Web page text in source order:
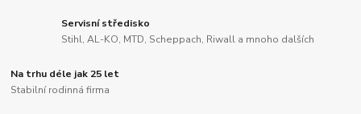
Servisní středisko
Stihl, AL-KO, MTD, Scheppach, Riwall a mnoho dalších
Na trhu déle jak 25 let
Stabilní rodinná firma